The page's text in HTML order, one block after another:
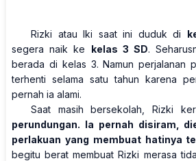
Rizki atau Iki saat ini duduk di
segera naik ke kelas 3 SD.
berada di kelas 3. Namun perjalanan
terhenti selama satu tahun karena
pernah ia alami.
Saat masih bersekolah, Rizki
perundungan. Ia pernah disiram,
perlakuan yang membuat hatinya
begitu berat membuat Rizki merasa